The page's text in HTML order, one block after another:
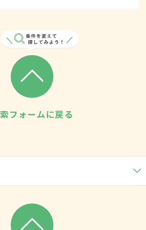
フォームに戻る